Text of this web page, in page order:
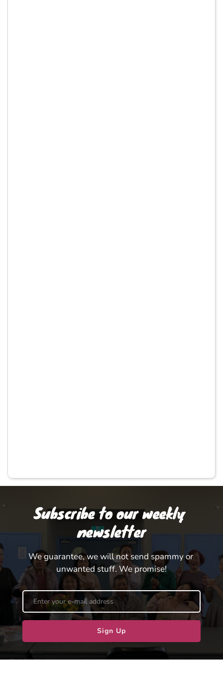
Subscribe to our weekly
newsletter
We guarantee, we will not send spammy or
unwanted stuff. We promise!
Sign Up